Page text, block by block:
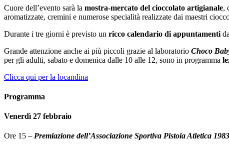
Cuore dell’evento sarà la mostra-mercato del cioccolato artigianale,
aromatizzate, cremini e numerose specialità realizzate dai maestri
Durante i tre giorni è previsto un ricco calendario di appuntamenti
Grande attenzione anche ai più piccoli grazie al laboratorio Choco
per gli adulti, sabato e domenica dalle 10 alle 12, sono in programma
Clicca qui per la locandina
Programma
Venerdì 27 febbraio
Ore 15 – Premiazione dell’Associazione Sportiva Pistoia Atletica 1983